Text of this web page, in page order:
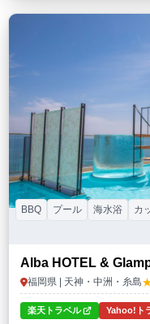
Alba HOTEL &
福岡県 | 天神・中洲・糸島
BBQ プール 海水浴 カ
楽天トラベル Yahoo!ト